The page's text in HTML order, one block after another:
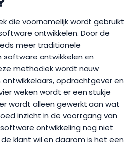
die voornamelijk wordt gebruikt
ontwikkelen. Door de
meer traditionele
software ontwikkelen en
methodiek wordt nauw
opdrachtgever en
weken wordt er een stukje
wordt alleen gewerkt aan wat
inzicht in de voortgang van
ontwikkeling nog niet
klant wil en daarom is het een